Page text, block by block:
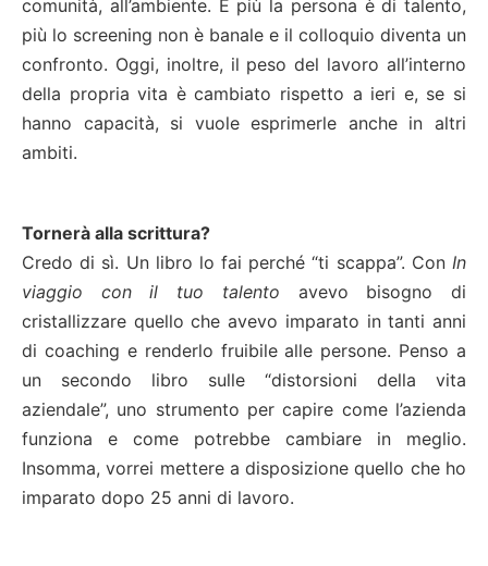
comunità, all’ambiente. E più la persona è di talento,
più lo screening non è banale e il colloquio diventa un
confronto. Oggi, inoltre, il peso del lavoro all’interno
della propria vita è cambiato rispetto a ieri e, se si
hanno capacità, si vuole esprimerle anche in altri
ambiti.
Tornerà alla scrittura?
Credo di sì. Un libro lo fai perché “ti scappa”. Con In
viaggio con il tuo talento avevo bisogno di
cristallizzare quello che avevo imparato in tanti anni
di coaching e renderlo fruibile alle persone. Penso a
un secondo libro sulle “distorsioni della vita
aziendale”, uno strumento per capire come l’azienda
funziona e come potrebbe cambiare in meglio.
Insomma, vorrei mettere a disposizione quello che ho
imparato dopo 25 anni di lavoro.